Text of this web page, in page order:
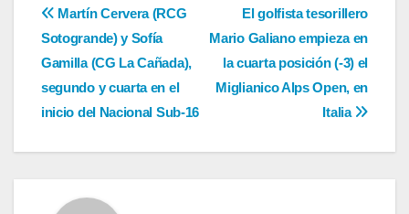
Navegación
de
entradas
El golfista tesorillero
Mario Galiano empieza en
la cuarta posición (-3) el
Miglianico Alps Open, en
Italia
Martín Cervera (RCG
Sotogrande) y Sofía
Gamilla (CG La Cañada),
segundo y cuarta en el
inicio del Nacional Sub-16